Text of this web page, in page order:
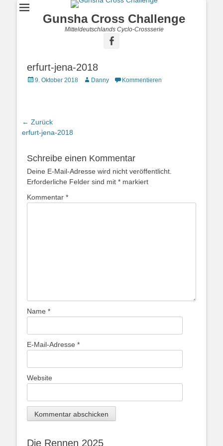
Gunsha Cross Challenge
Mitteldeutschlands Cyclo-Crossserie
erfurt-jena-2018
9. Oktober 2018 Danny Kommentieren
← Zurück
Vorhergehender
erfurt-jena-2018
Schreibe einen Kommentar
Deine E-Mail-Adresse wird nicht veröffentlicht.
Erforderliche Felder sind mit * markiert
Kommentar *
Name *
E-Mail-Adresse *
Website
Die Rennen 2025